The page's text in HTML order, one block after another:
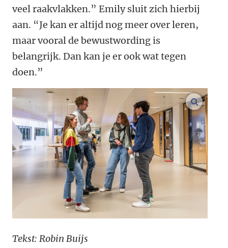
veel raakvlakken.” Emily sluit zich hierbij
aan. “Je kan er altijd nog meer over leren,
maar vooral de bewustwording is
belangrijk. Dan kan je er ook wat tegen
doen.”
Tekst: Robin Buijs